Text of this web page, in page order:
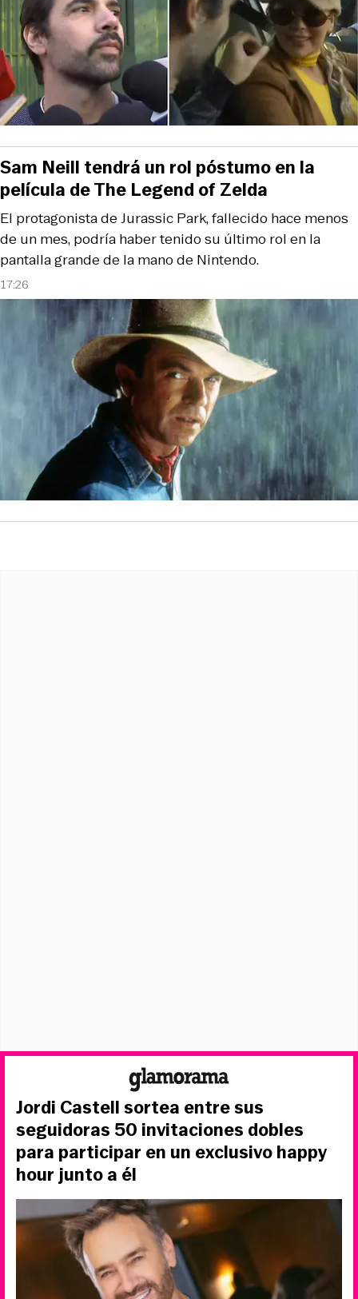
17:26
El protagonista de Jurassic Park, fallecido hace menos
de un mes, podría haber tenido su último rol en la
pantalla grande de la mano de Nintendo.
Sam Neill tendrá un rol póstumo en la
película de The Legend of Zelda
Jordi Castell sortea entre sus
seguidoras 50 invitaciones dobles
para participar en un exclusivo happy
hour junto a él